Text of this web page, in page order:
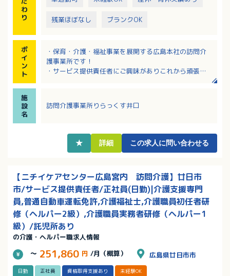
わ
り
残業ほぼなし ブランクOK
ポ
イ
ン
ト
・保育・介護・福祉事業を展開する広島本社の訪問介
護事業所です！
・サービス提供責任者にご興味がありこれから頑張り
・しっかりとした研修制度があるので安心スタートOK
施
設
名
訪問介護事業所りらっくす井口
★ 詳細 この求人に問い合わせる
【ニチイケアセンター広島宮内 訪問介護】廿日市
市/サービス提供責任者/正社員(日勤)|介護支援専門
員,普通自動車運転免許,介護福祉士,介護職員初任者研
修（ヘルパー2級）,介護職員実務者研修（ヘルパー1
級）/託児所あり
の介護・ヘルパー職求人情報
～ 251,860 円 /月（概算） 広島県廿日市市
日勤 正社員 資格取得支援あり 未経験OK